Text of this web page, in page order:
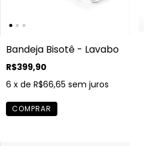
Bandeja Bisotê - Lavabo
R$399,90
6 x de R$66,65 sem juros